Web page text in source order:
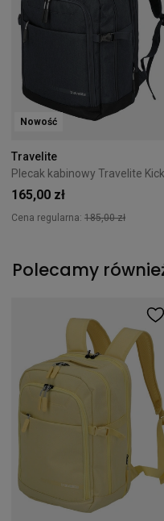
Nowość
Travelite
165,00 zł
Cena regularna: 185,00 zł
Polecamy